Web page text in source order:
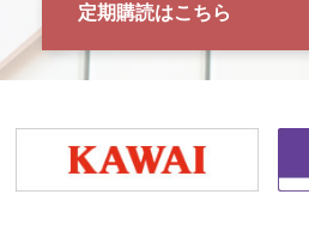
定期購読はこちら